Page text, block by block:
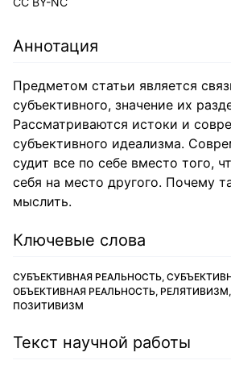
Аннотация
Предметом статьи является
субъективного, значение их
Рассматриваются истоки и
субъективного идеализма.
судит все по себе вместо того,
себя на место другого. Почему
мыслить.
Ключевые слова
СУБЪЕКТИВНАЯ РЕАЛЬНОСТЬ,
ОБЪЕКТИВНАЯ РЕАЛЬНОСТЬ,
ПОЗИТИВИЗМ
Текст научной работы